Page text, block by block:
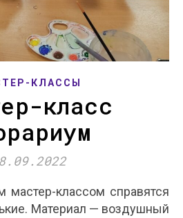
КЛАССЫ
класс
мастер-классом справятся
Материал — воздушный